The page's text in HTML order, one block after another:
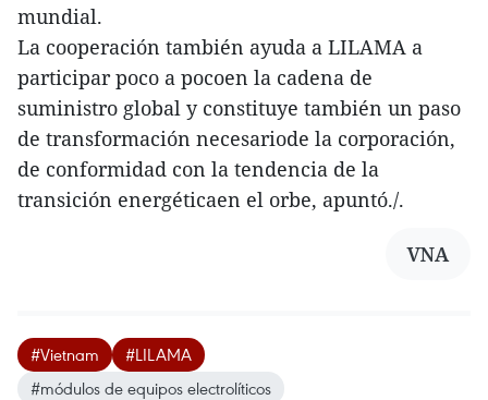
mundial.
La cooperación también ayuda a LILAMA a
participar poco a pocoen la cadena de
suministro global y constituye también un paso
de transformación necesariode la corporación,
de conformidad con la tendencia de la
transición energéticaen el orbe, apuntó./.
VNA
#Vietnam
#LILAMA
#módulos de equipos electrolíticos